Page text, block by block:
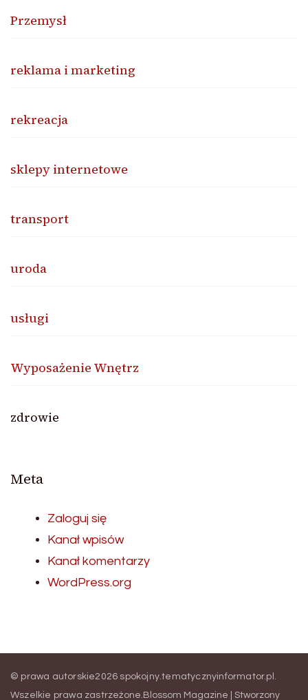
Przemysł
reklama i marketing
rekreacja
sklepy internetowe
transport
uroda
usługi
Wyposażenie Wnętrz
zdrowie
Meta
Zaloguj się
Kanał wpisów
Kanał komentarzy
WordPress.org
© prawa autorskie2026 spokojny.tematycznyinformator.pl .
Wszelkie prawa zastrzeżone. Blossom Magazine | Stworzony